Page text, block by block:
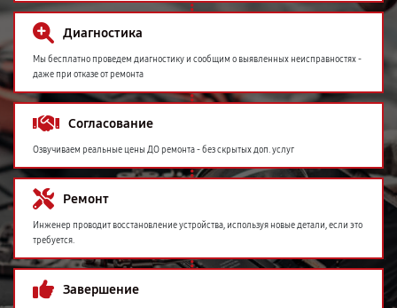
Диагностика
Мы бесплатно проведем диагностику и сообщим о выявленных неисправностях -
даже при отказе от ремонта
Согласование
Озвучиваем реальные цены ДО ремонта - без скрытых доп. услуг
Ремонт
Инженер проводит восстановление устройства, используя новые детали, если это
требуется.
Завершение